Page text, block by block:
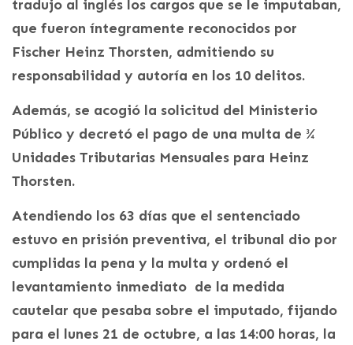
tradujo al inglés los cargos que se le imputaban,
que fueron íntegramente reconocidos por
Fischer Heinz Thorsten, admitiendo su
responsabilidad y autoría en los 10 delitos.
Además, se acogió la solicitud del Ministerio
Público y decretó el pago de una multa de ¾
Unidades Tributarias Mensuales para Heinz
Thorsten.
Atendiendo los 63 días que el sentenciado
estuvo en prisión preventiva, el tribunal dio por
cumplidas la pena y la multa y ordenó el
levantamiento inmediato de la medida
cautelar que pesaba sobre el imputado, fijando
para el lunes 21 de octubre, a las 14:00 horas, la